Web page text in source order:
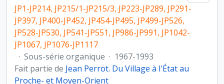
JP1-JP214, JP215/1-JP215/3, JP223-JP289, JP291-
JP397, JP400-JP452, JP454-JP495, JP499-JP526,
JP528-JP530, JP541-JP551, JP986-JP991, JP1042-
JP1067, JP1076-JP1117
· Sous-série organique · 1967-1993
Fait partie de Jean Perrot. Du Village à l'État au
Proche- et Moyen-Orient